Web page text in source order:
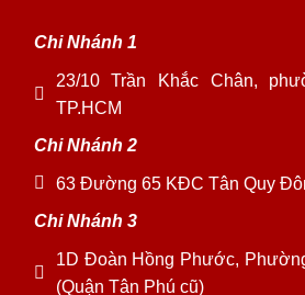
Chi Nhánh 1
23/10 Trần Khắc Chân,
TP.HCM
Chi Nhánh 2
63 Đường 65 KĐC Tân Quy
Chi Nhánh 3
1D Đoàn Hồng Phước,
(Quận Tân Phú cũ)